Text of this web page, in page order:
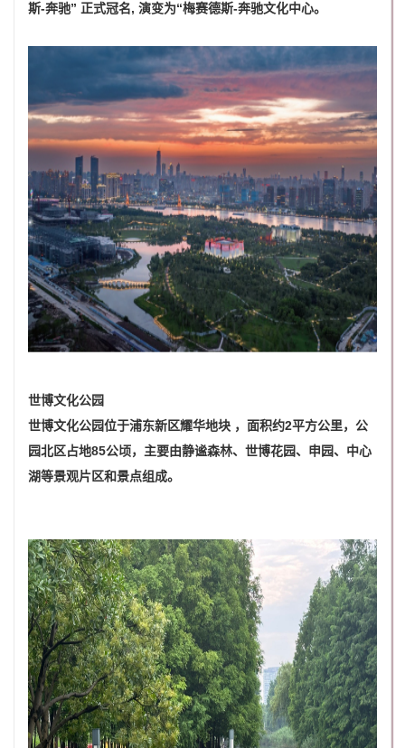
斯-奔驰” 正式冠名, 演变为“梅赛德斯-奔驰文化中心。
世博文化公园
世博文化公园位于浦东新区耀华地块 ，面积约2平方公里，公
园北区占地85公顷，主要由静谧森林、世博花园、申园、中心
湖等景观片区和景点组成。